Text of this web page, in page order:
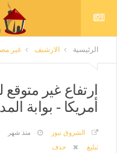
الرئيسية الارشيف غير
ارتفاع غير
أمريكا - بوابة
الشروق نيوز منذ شهر
تبليغ
حذف